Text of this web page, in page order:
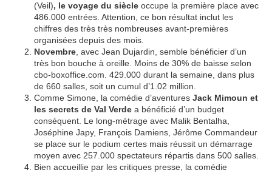
(Veil), le voyage du siècle occupe la première place avec
486.000 entrées. Attention, ce bon résultat inclut les
chiffres des très très nombreuses avant-premières
organisées depuis des mois.
Novembre , avec Jean Dujardin, semble bénéficier d’un
très bon bouche à oreille. Moins de 30% de baisse selon
cbo-boxoffice.com. 429.000 durant la semaine, dans plus
de 660 salles, soit un cumul d’1.02 million.
Comme Simone, la comédie d’aventures Jack Mimoun et
les secrets de Val Verde a bénéficié d’un budget
conséquent. Le long-métrage avec Malik Bentalha,
Joséphine Japy, François Damiens, Jérôme Commandeur
se place sur le podium certes mais réussit un démarrage
moyen avec 257.000 spectateurs répartis dans 500 salles.
Bien accueillie par les critiques presse, la comédie